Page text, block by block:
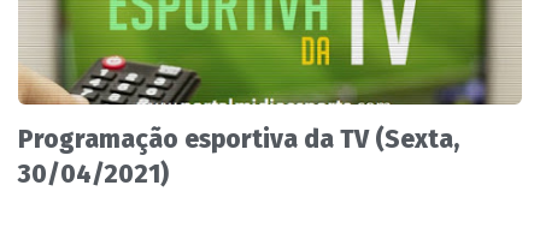
Programação esportiva da TV (Sexta,
30/04/2021)